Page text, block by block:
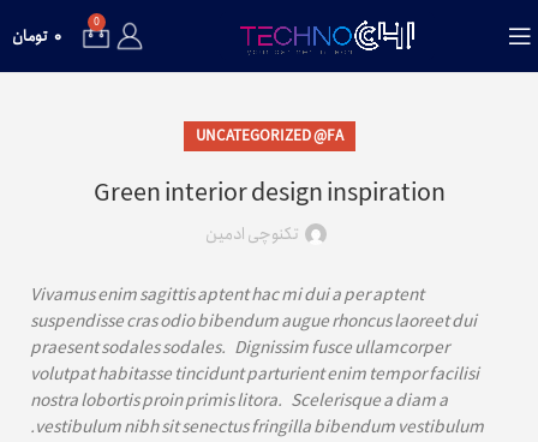
0
۰ تومان
UNCATEGORIZED @FA
Green interior design inspiration
تکنوچی ادمین
Vivamus enim sagittis aptent hac mi dui a per aptent
suspendisse cras odio bibendum augue rhoncus laoreet dui
praesent sodales sodales. Dignissim fusce ullamcorper
volutpat habitasse tincidunt parturient enim tempor facilisi
nostra lobortis proin primis litora. Scelerisque a diam a
vestibulum nibh sit senectus fringilla bibendum vestibulum.